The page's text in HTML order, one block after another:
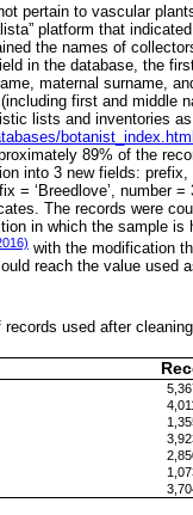
pertain to vascular
platform that
the names of
in the database, the
maternal surname,
first and middle
lists and inventories
botanist_index.html
89% of the
into 3 new fields:
= ‘Breedlove’, number
The records were
in which the sample is
with the modification
reach the value used
used after